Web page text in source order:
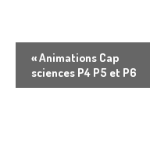
N
a
«Animations Cap
sciences P4 P5 et P6